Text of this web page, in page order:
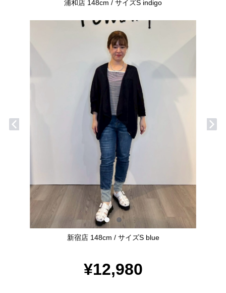
浦和店 148cm / サイズS indigo
新宿店 148cm / サイズS blue
¥12,980